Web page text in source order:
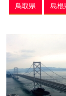
鳥取県 島根